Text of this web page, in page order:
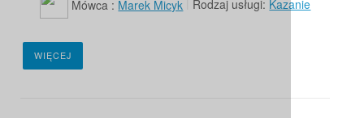
Mówca : Marek Micyk Rodzaj usługi: Kazanie
WIĘCEJ